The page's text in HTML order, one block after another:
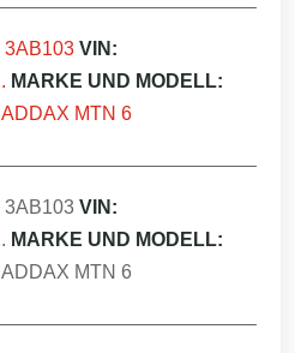
3AB103 VIN:
MARKE UND MODELL:
MTN 6
3AB103 VIN:
MARKE UND MODELL:
MTN 6